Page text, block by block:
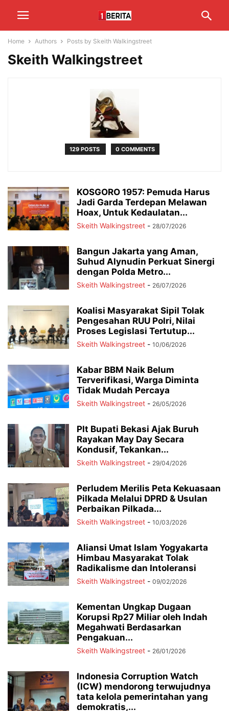
Home Authors Posts by Skeith Walkingstreet
Skeith Walkingstreet
129 POSTS 0 COMMENTS
KOSGORO 1957: Pemuda Harus
Jadi Garda Terdepan Melawan
Hoax, Untuk Kedaulatan...
Skeith Walkingstreet - 28/07/2026
Bangun Jakarta yang Aman,
Suhud Alynudin Perkuat Sinergi
dengan Polda Metro...
Skeith Walkingstreet - 26/07/2026
Koalisi Masyarakat Sipil Tolak
Pengesahan RUU Polri, Nilai
Proses Legislasi Tertutup...
Skeith Walkingstreet - 10/06/2026
Kabar BBM Naik Belum
Terverifikasi, Warga Diminta
Tidak Mudah Percaya
Skeith Walkingstreet - 26/05/2026
Plt Bupati Bekasi Ajak Buruh
Rayakan May Day Secara
Kondusif, Tekankan...
Skeith Walkingstreet - 29/04/2026
Perludem Merilis Peta Kekuasaan
Pilkada Melalui DPRD & Usulan
Perbaikan Pilkada...
Skeith Walkingstreet - 10/03/2026
Aliansi Umat Islam Yogyakarta
Himbau Masyarakat Tolak
Radikalisme dan Intoleransi
Skeith Walkingstreet - 09/02/2026
Kementan Ungkap Dugaan
Korupsi Rp27 Miliar oleh Indah
Megahwati Berdasarkan
Pengakuan...
Skeith Walkingstreet - 26/01/2026
Indonesia Corruption Watch
(ICW) mendorong terwujudnya
tata kelola pemerintahan yang
demokratis,...